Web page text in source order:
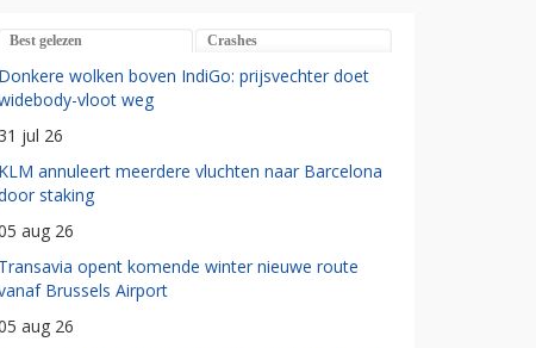
Best gelezen Crashes
Donkere wolken boven IndiGo: prijsvechter doet
vloot weg
31 jul 26
KLM annuleert meerdere vluchten naar Barcelona
staking
aug 26
Transavia opent komende winter nieuwe route
Brussels Airport
aug 26